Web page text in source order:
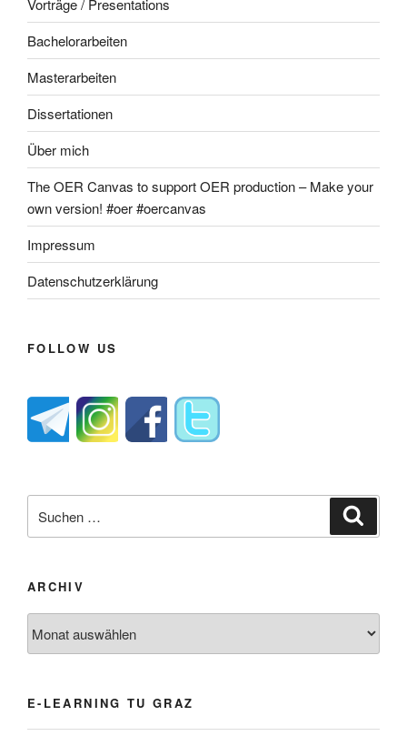
Vorträge / Presentations
Bachelorarbeiten
Masterarbeiten
Dissertationen
Über mich
The OER Canvas to support OER production – Make your
own version! #oer #oercanvas
Impressum
Datenschutzerklärung
FOLLOW US
nach:
ARCHIV
E-LEARNING TU GRAZ